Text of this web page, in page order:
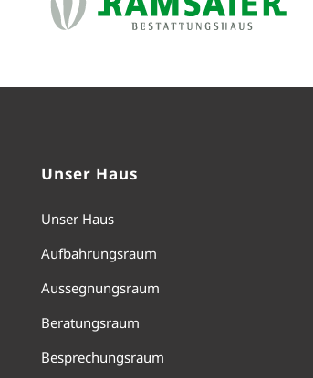
Unser Haus
Unser Haus
Aufbahrungsraum
Aussegnungsraum
Beratungsraum
Besprechungsraum